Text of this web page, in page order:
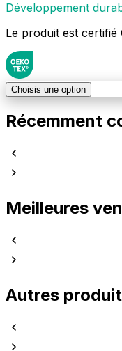
Développement
Le produit est certifié
Choisis une option
Récemment
Meilleures
Autres